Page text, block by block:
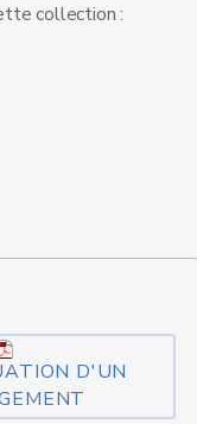
collection :
D'UN